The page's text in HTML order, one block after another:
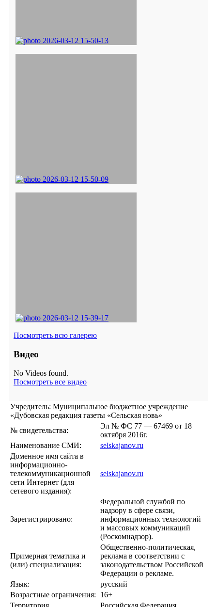
Посмотреть всю галерею
Видео
No Videos found.
Посмотреть все видео
Учредитель: Муниципальное бюджетное учреждение
«Дубовская редакция газеты «Сельская новь»
№ свидетельства:
Эл № ФС 77 — 67469 от 18
октября 2016г.
Наименование СМИ:
selskajanov.ru
Доменное имя сайта в
информационно-
телекоммуникационной
сети Интернет (для
сетевого издания):
selskajanov.ru
Зарегистрировано:
Федеральной службой по
надзору в сфере связи,
информационных технологий
и массовых коммуникаций
(Роскомнадзор).
Примерная тематика и
(или) специализация:
Общественно-политическая,
реклама в соответствии с
законодательством Российской
Федерации о рекламе.
Язык:
русский
Возрастные ограничения:
16+
Территория
Российская Федерация,